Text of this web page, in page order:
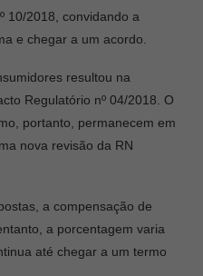
10/2018, convidando a
e chegar a um acordo.
resultou na
Regulatório nº 04/2018. O
portanto, permanecem em
nova revisão da RN
a compensação de
a porcentagem varia
até chegar a um termo